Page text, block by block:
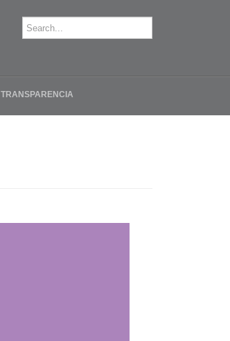
TRANSPARENCIA